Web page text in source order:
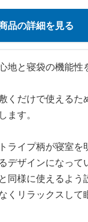
品の詳細を見る
地と寝袋の機能性
くだけで使えるた
ます。
ライプ柄が寝室を
デザインになって
同様に使えるよう
くリラックスして